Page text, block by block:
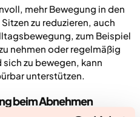
mehr Bewegung in den
zu reduzieren, auch
zum Beispiel
nehmen oder regelmäßig
sich zu bewegen, kann
unterstützen.
beim Abnehmen